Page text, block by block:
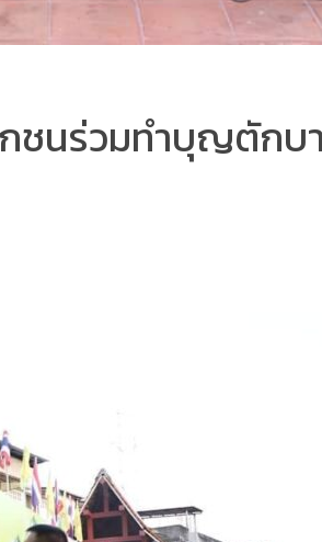
นร่วมทำบุญตักบ